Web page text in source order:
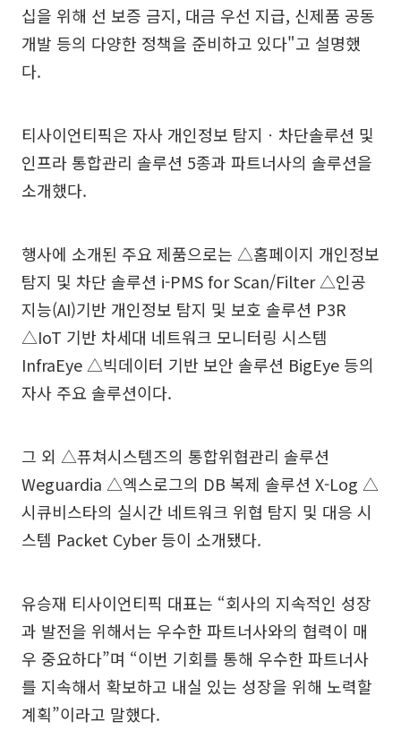
십을 위해 선 보증 금지, 대금 우선 지급, 신제품 공동
개발 등의 다양한 정책을 준비하고 있다"고 설명했
다.
티사이언티픽은 자사 개인정보 탐지ㆍ차단솔루션 및
인프라 통합관리 솔루션 5종과 파트너사의 솔루션을
소개했다.
행사에 소개된 주요 제품으로는 △홈페이지 개인정보
탐지 및 차단 솔루션 i-PMS for Scan/Filter △인공
지능(AI)기반 개인정보 탐지 및 보호 솔루션 P3R
△IoT 기반 차세대 네트워크 모니터링 시스템
InfraEye △빅데이터 기반 보안 솔루션 BigEye 등의
자사 주요 솔루션이다.
그 외 △퓨쳐시스템즈의 통합위협관리 솔루션
Weguardia △엑스로그의 DB 복제 솔루션 X-Log △
시큐비스타의 실시간 네트워크 위협 탐지 및 대응 시
스템 Packet Cyber 등이 소개됐다.
유승재 티사이언티픽 대표는 “회사의 지속적인 성장
과 발전을 위해서는 우수한 파트너사와의 협력이 매
우 중요하다”며 “이번 기회를 통해 우수한 파트너사
를 지속해서 확보하고 내실 있는 성장을 위해 노력할
계획”이라고 말했다.